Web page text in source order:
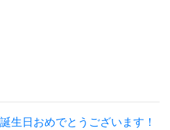
生日おめでとうございます！